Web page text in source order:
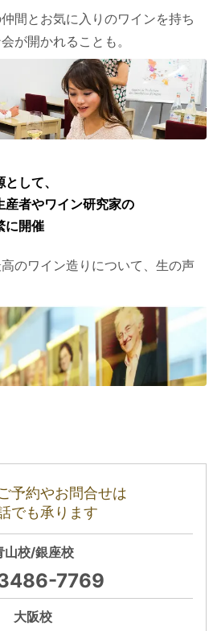
間とお気に入りのワインを持ち
が開かれることも。
として、
産者やワイン研究家の
に開催
のワイン造りについて、生の声
予約やお問合せは
でも承ります
山校/銀座校
7769
大阪校